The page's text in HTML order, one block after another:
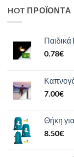
HOT ΠΡΟΪΌΝΤΑ
0.78€
7.00€
Θήκη
8.50€